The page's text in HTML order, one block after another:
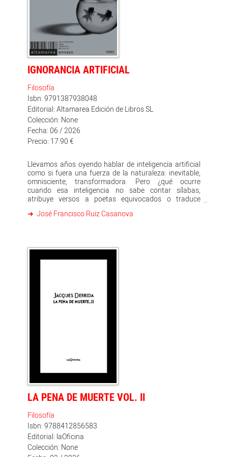
IGNORANCIA ARTIFICIAL
Filosofía
Isbn: 9791387938048
Editorial: Altamarea Edición de Libros SL
Colección: None
Fecha: 06 / 2026
Precio: 17.90 €
Llevamos años oyendo hablar de inteligencia artificial
como si fuera una fuerza de la naturaleza: inevitable,
omnisciente, transformadora. Pero ¿qué ocurre
cuando esa inteligencia no sabe contar sílabas,
atribuye versos a poetas equivocados o traduce
autor, una lengua, una historia? José Francisco Ruiz
ni sus creadores, ni sus entusiastas, ni sus detractores,
parece dispuesto a mirarla realmente de frente. Desde
actividades que definen nuestra relación con la cultura:
la traducción, la lectura y la escritura. El resultado es
José Francisco Ruiz Casanova
LA PENA DE MUERTE VOL. II
Filosofía
Isbn: 9788412856583
Editorial: laOficina
Colección: None